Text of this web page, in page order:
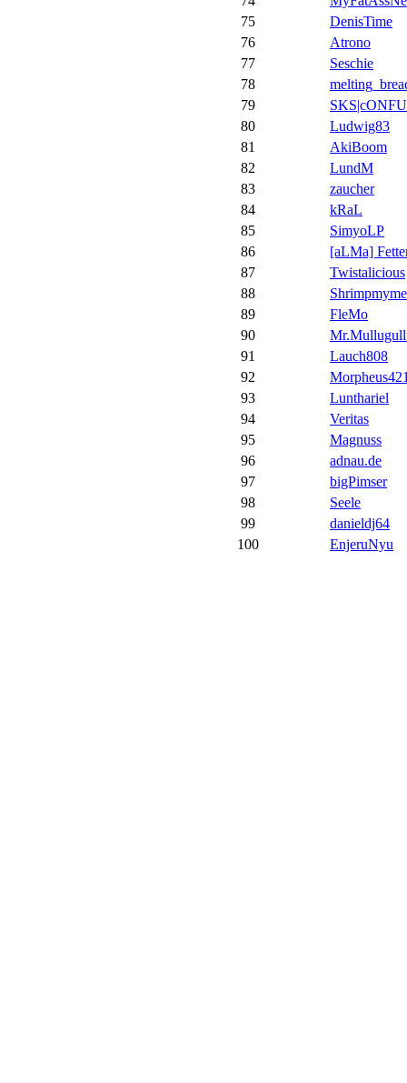
75
DenisTime
76
Atrono
77
Seschie
78
79
80
Ludwig83
81
AkiBoom
82
LundM
83
zaucher
84
kRaL
85
SimyoLP
86
[aLMa]
87
Twistalicious
88
89
FleMo
90
91
Lauch808
92
93
Lunthariel
94
Veritas
95
Magnuss
96
adnau.de
97
bigPimser
98
Seele
99
danieldj64
100
EnjeruNyu